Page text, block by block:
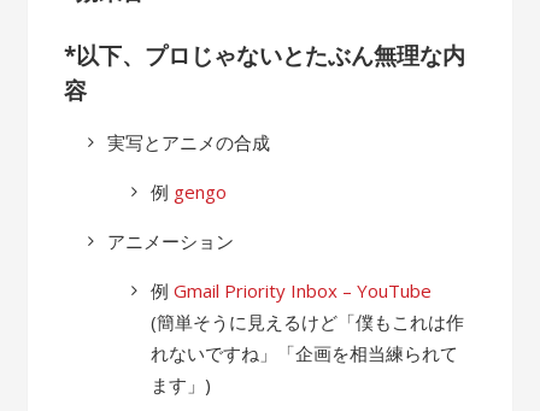
*以下、プロじゃないとたぶん無理な内
容
実写とアニメの合成
例 gengo
アニメーション
例Gmail Priority Inbox – YouTube
(簡単そうに見えるけど「僕もこれは作
れないですね」「企画を相当練られて
ます」)